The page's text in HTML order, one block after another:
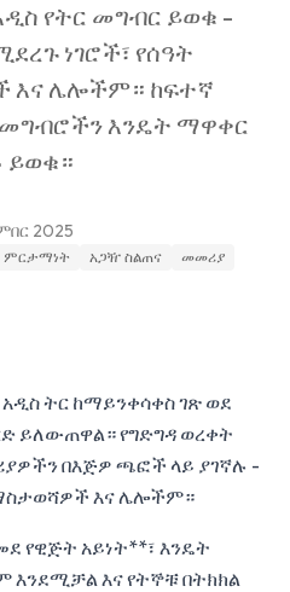
የትር መግብር ይወቁ -
ነገሮች፣ የሰዓት
እና ሌሎችም። ከፍተኛ
እንዴት ማዋቀር
2025
ምርታማነት አጋዥ ስልጠና መመሪያ
አዲስ ትር ከማይንቀሳቀስ ገጽ ወደ
ይለውጠዋል። የግድግዳ ወረቀት
በእጅዎ ጫፎች ላይ ያገኛሉ -
ማስታወሻዎች እና ሌሎችም።
የዊጅት አይነት**፣ እንዴት
እና የትኞቹ በትክክል